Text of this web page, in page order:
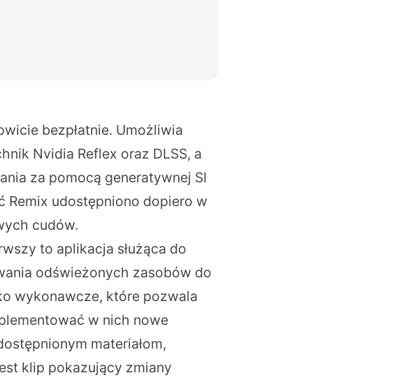
bezpłatnie. Umożliwia
Nvidia Reflex oraz DLSS, a
za pomocą generatywnej SI
Remix udostępniono dopiero w
cudów.
to aplikacja służąca do
odświeżonych zasobów do
wykonawcze, które pozwala
w nich nowe
materiałom,
klip pokazujący zmiany